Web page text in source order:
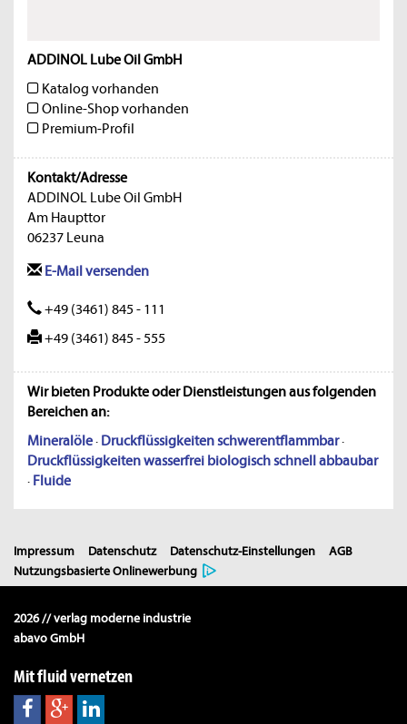
ADDINOL Lube Oil GmbH
Katalog vorhanden
Online-Shop vorhanden
Premium-Profil
Kontakt/Adresse
ADDINOL Lube Oil GmbH
Am Haupttor
06237 Leuna
E-Mail versenden
+49 (3461) 845 - 111
+49 (3461) 845 - 555
Wir bieten Produkte oder Dienstleistungen aus folgenden
Bereichen an:
Mineralöle· Druckflüssigkeiten schwerentflammbar·
Druckflüssigkeiten wasserfrei biologisch schnell abbaubar
· Fluide
Impressum Datenschutz Datenschutz-Einstellungen
AGB
Nutzungsbasierte Onlinewerbung
2026 // verlag moderne industrie
abavo GmbH
Mit fluid vernetzen